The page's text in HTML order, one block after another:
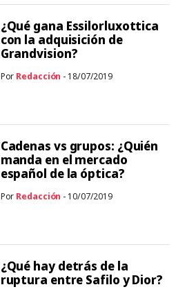
¿Qué gana Essilorluxottica
con la adquisición de
Grandvision?
Por Redacción - 18/07/2019
Cadenas vs grupos: ¿Quién
manda en el mercado
español de la óptica?
Por Redacción - 10/07/2019
¿Qué hay detrás de la
ruptura entre Safilo y Dior?